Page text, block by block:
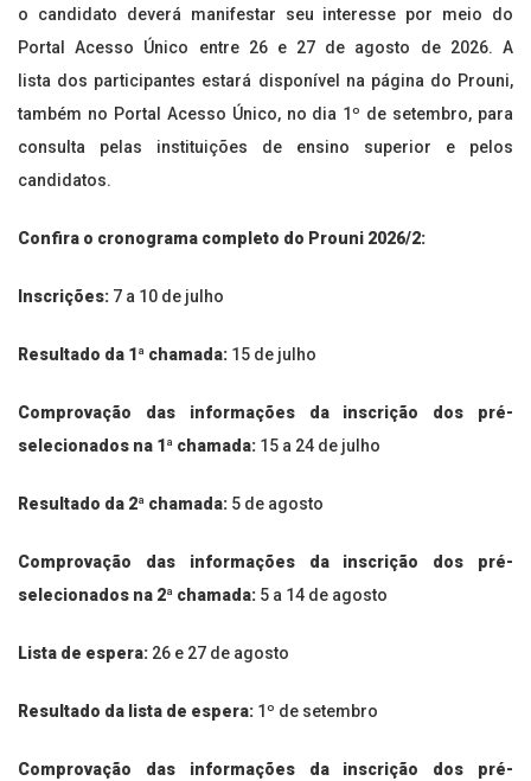
o candidato deverá manifestar seu interesse por meio do
Portal Acesso Único entre 26 e 27 de agosto de 2026. A
lista dos participantes estará disponível na página do Prouni,
também no Portal Acesso Único, no dia 1º de setembro, para
consulta pelas instituições de ensino superior e pelos
candidatos.
Confira o cronograma completo do Prouni 2026/2:
Inscrições: 7 a 10 de julho
Resultado da 1ª chamada: 15 de julho
Comprovação das informações da inscrição dos pré-
selecionados na 1ª chamada: 15 a 24 de julho
Resultado da 2ª chamada: 5 de agosto
Comprovação das informações da inscrição dos pré-
selecionados na 2ª chamada: 5 a 14 de agosto
Lista de espera: 26 e 27 de agosto
Resultado da lista de espera: 1º de setembro
Comprovação das informações da inscrição dos pré-